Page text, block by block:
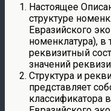
Настоящее
структуре
Евразийского
номенклатура), в
реквизитный
значений
Структура и
представляет
классификатора